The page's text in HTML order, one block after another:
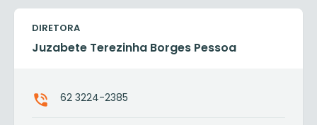
DIRETORA
Juzabete Terezinha Borges Pessoa
62 3224-2385